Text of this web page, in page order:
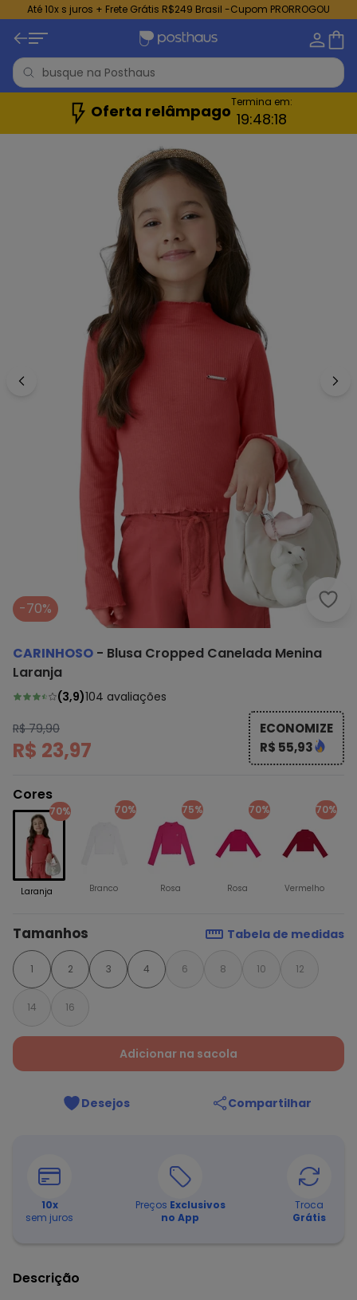
Até 10x s juros + Frete Grátis R$249 Brasil -Cupom PRORROGOU
Oferta relâmpagoTermina em:
19:48:17
-70%
CARINHOSO - Blusa Cropped Canelada Menina
Laranja
(3,9)104 avaliações
R$ 79,90
R$ 23,97
ECONOMIZE
R$ 55,93
Cores
70%
Laranja
70%
Branco
75%
Rosa
70%
Rosa
70%
Vermelho
Tamanhos Tabela de medidas
1 2 3 4 6 8 10 12
14 16
Adicionar na sacola
Desejos Compartilhar
10x
sem juros
Preços Exclusivos
no App
Troca
Grátis
Descrição